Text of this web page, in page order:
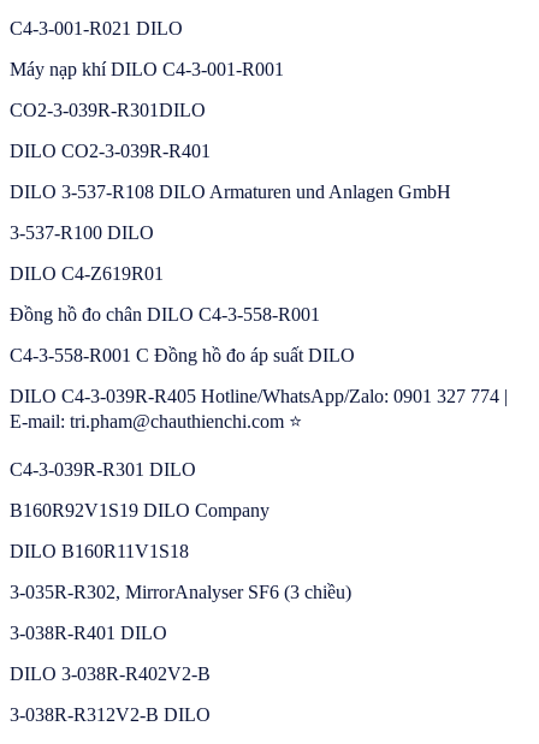
C4-3-001-R021 DILO
Máy nạp khí DILO C4-3-001-R001
CO2-3-039R-R301DILO
DILO CO2-3-039R-R401
DILO 3-537-R108 DILO Armaturen und Anlagen GmbH
3-537-R100 DILO
DILO C4-Z619R01
Đồng hồ đo chân DILO C4-3-558-R001
C4-3-558-R001 C Đồng hồ đo áp suất DILO
DILO C4-3-039R-R405 Hotline/WhatsApp/Zalo: 0901 327 774 |
E-mail: tri.pham@chauthienchi.com ⭐
C4-3-039R-R301 DILO
B160R92V1S19 DILO Company
DILO B160R11V1S18
3-035R-R302, MirrorAnalyser SF6 (3 chiều)
3-038R-R401 DILO
DILO 3-038R-R402V2-B
3-038R-R312V2-B DILO